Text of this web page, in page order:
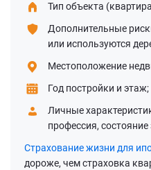
Тип объекта
Дополнительные
или используются
Местоположение
Год постройки и этаж;
Личные
профессия,
Страхование жизни для
дороже, чем страховка